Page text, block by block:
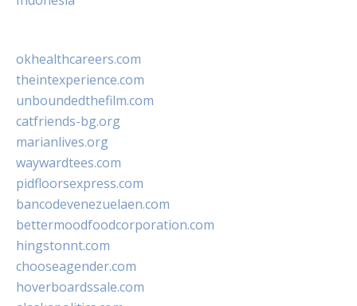
okhealthcareers.com
theintexperience.com
unboundedthefilm.com
catfriends-bg.org
marianlives.org
waywardtees.com
pidfloorsexpress.com
bancodevenezuelaen.com
bettermoodfoodcorporation.com
hingstonnt.com
chooseagender.com
hoverboardssale.com